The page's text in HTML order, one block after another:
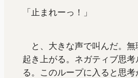
「止まれーっ！」
と、大きな声で叫んだ。無
起き上がる。ネガティブ思
る。このループに入ると思